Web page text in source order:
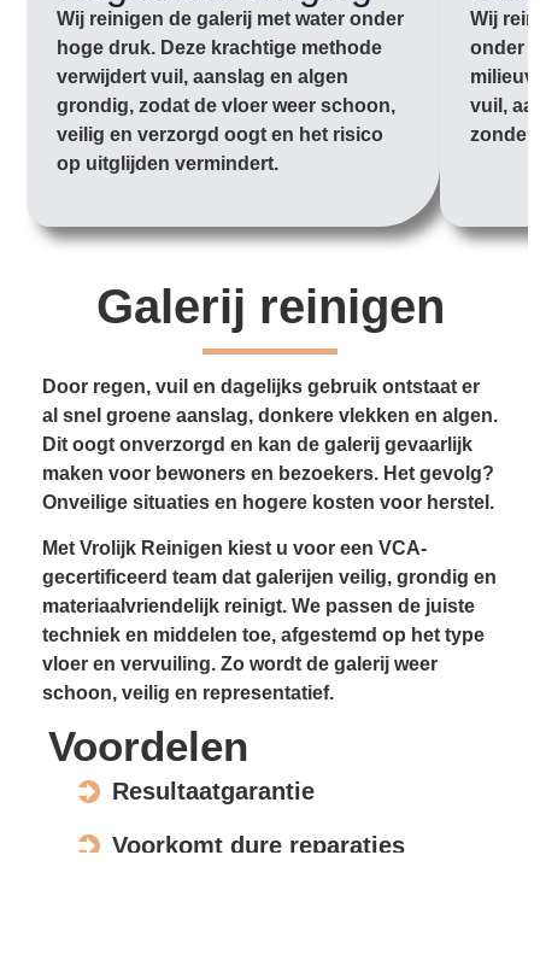
Wij reinigen de galerij met water onder
hoge druk. Deze krachtige methode
verwijdert vuil, aanslag en algen
grondig, zodat de vloer weer schoon,
veilig en verzorgd oogt en het risico
op uitglijden vermindert.
Wij
onder
vuil,
zonder
Galerij reinigen
Door regen, vuil en dagelijks gebruik ontstaat er
al snel groene aanslag, donkere vlekken en algen.
Dit oogt onverzorgd en kan de galerij gevaarlijk
maken voor bewoners en bezoekers. Het gevolg?
Onveilige situaties en hogere kosten voor herstel.
Met Vrolijk Reinigen kiest u voor een VCA-
gecertificeerd team dat galerijen veilig, grondig en
materiaalvriendelijk reinigt. We passen de juiste
techniek en middelen toe, afgestemd op het type
vloer en vervuiling. Zo wordt de galerij weer
schoon, veilig en representatief.
Voordelen
Resultaatgarantie
Voorkomt dure reparaties